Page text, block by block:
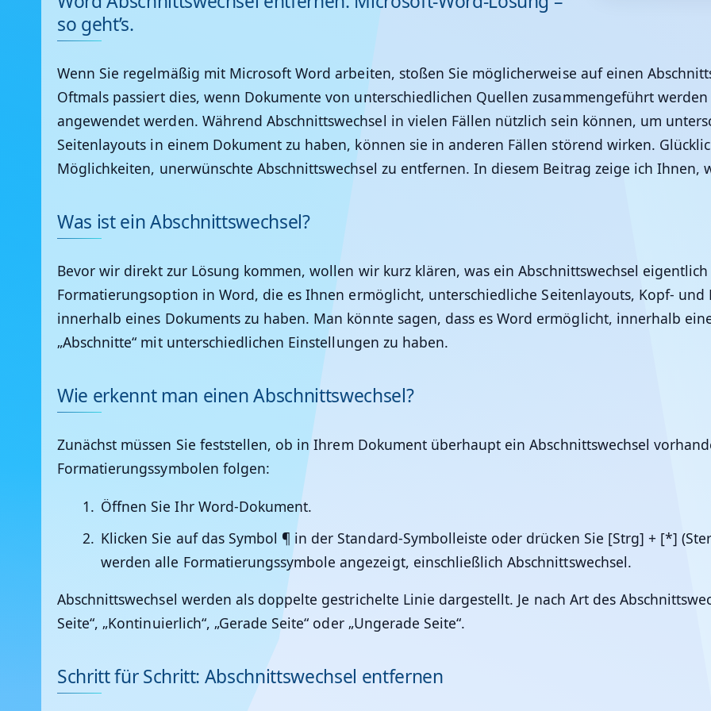
so geht’s.
Wenn Sie regelmäßig mit Microsoft Word arbeiten, stoßen Sie möglicherweise auf einen
Oftmals passiert dies, wenn Dokumente von unterschiedlichen Quellen zusammengeführt
angewendet werden. Während Abschnittswechsel in vielen Fällen nützlich sein können, um
Seitenlayouts in einem Dokument zu haben, können sie in anderen Fällen störend wirken.
Möglichkeiten, unerwünschte Abschnittswechsel zu entfernen. In diesem Beitrag zeige ich Ihnen,
Was ist ein Abschnittswechsel?
Bevor wir direkt zur Lösung kommen, wollen wir kurz klären, was ein Abschnittswechsel
Formatierungsoption in Word, die es Ihnen ermöglicht, unterschiedliche Seitenlayouts, Kopf-
innerhalb eines Dokuments zu haben. Man könnte sagen, dass es Word ermöglicht, innerhalb
„Abschnitte“ mit unterschiedlichen Einstellungen zu haben.
Wie erkennt man einen Abschnittswechsel?
Zunächst müssen Sie feststellen, ob in Ihrem Dokument überhaupt ein Abschnittswechsel
Formatierungssymbolen folgen:
Öffnen Sie Ihr Word-Dokument.
Klicken Sie auf das Symbol ¶ in der Standard-Symbolleiste oder drücken Sie [Strg] + [*]
werden alle Formatierungssymbole angezeigt, einschließlich Abschnittswechsel.
Abschnittswechsel werden als doppelte gestrichelte Linie dargestellt. Je nach Art des
Seite“, „Kontinuierlich“, „Gerade Seite“ oder „Ungerade Seite“.
Schritt für Schritt: Abschnittswechsel entfernen